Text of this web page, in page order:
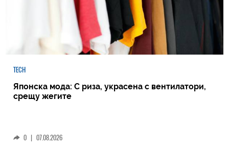
TECH
Японска мода: С риза, украсена с вентилатори,
срещу жегите
0 | 07.08.2026